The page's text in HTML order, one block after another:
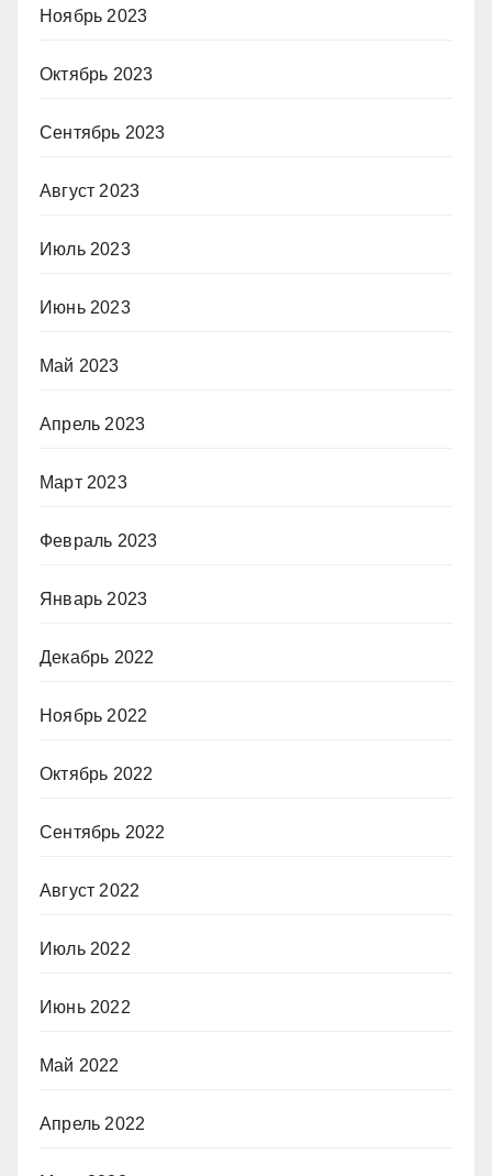
Ноябрь 2023
Октябрь 2023
Сентябрь 2023
Август 2023
Июль 2023
Июнь 2023
Май 2023
Апрель 2023
Март 2023
Февраль 2023
Январь 2023
Декабрь 2022
Ноябрь 2022
Октябрь 2022
Сентябрь 2022
Август 2022
Июль 2022
Июнь 2022
Май 2022
Апрель 2022